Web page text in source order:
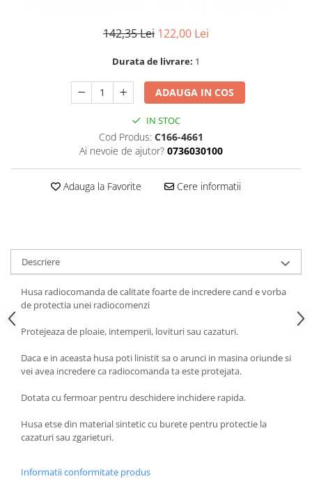
142,35 Lei 122,00 Lei
Durata de livrare: 1
ADAUGA IN COS
IN STOC
Cod Produs: C166-4661
Ai nevoie de ajutor? 0736030100
Adauga la Favorite Cere informatii
Descriere
Husa radiocomanda de calitate foarte de incredere cand e vorba
de protectia unei radiocomenzi
Protejeaza de ploaie, intemperii, lovituri sau cazaturi.
Daca e in aceasta husa poti linistit sa o arunci in masina oriunde si
vei avea incredere ca radiocomanda ta este protejata.
Dotata cu fermoar pentru deschidere inchidere rapida.
Husa etse din material sintetic cu burete pentru protectie la
cazaturi sau zgarieturi.
Informatii conformitate produs